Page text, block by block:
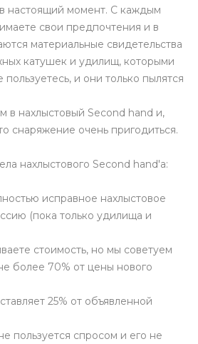
настоящий момент. С каждым
свои предпочтения и в
материальные свидетельства
катушек и удилищ, которыми
и они только пылятся
в нахлыстовый Second hand и,
снаряжение очень пригодиться.
нахлыстового Second hand'а:
исправное нахлыстовое
(пока только удилища и
стоимость, но мы советуем
более 70% от цены нового
25% от объявленной
пользуется спросом и его не